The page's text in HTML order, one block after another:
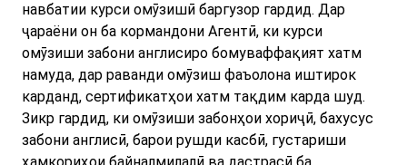
навбатии курси омӯзишӣ баргузор гардид. Дар
ҷараёни он ба кормандони Агентӣ, ки курси
омӯзиши забони англисиро бомуваффақият хатм
намуда, дар раванди омӯзиш фаъолона иштирок
карданд, сертификатҳои хатм тақдим карда шуд.
Зикр гардид, ки омӯзиши забонҳои хориҷӣ, бахусус
забони англисӣ, барои рушди касбӣ, густариши